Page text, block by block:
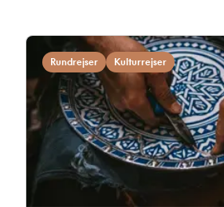
Rundrejser Kulturrejser